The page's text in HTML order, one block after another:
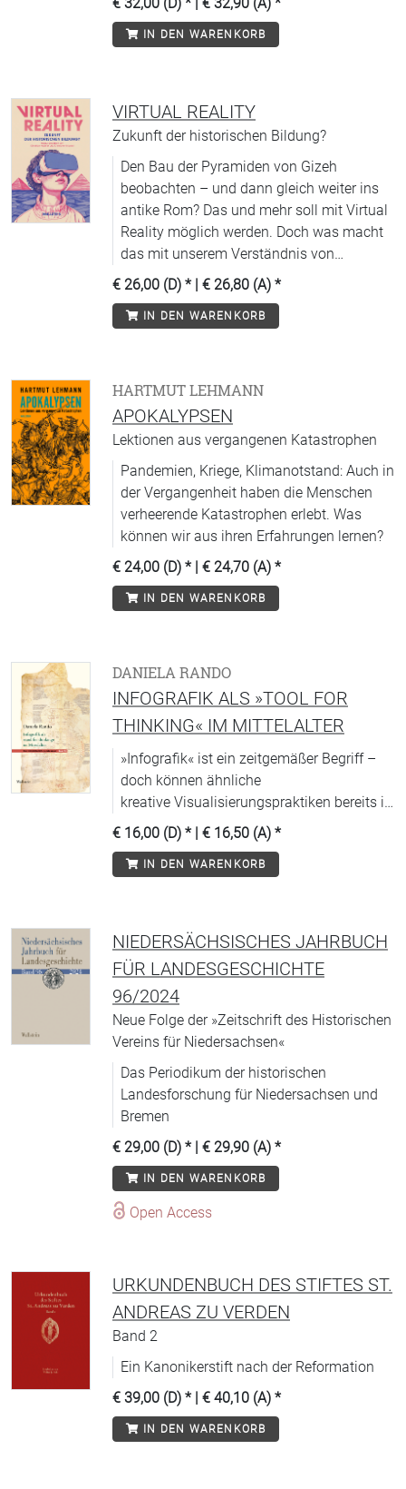
IN DEN WARENKORB
VIRTUAL REALITY
Zukunft der historischen Bildung?
Den Bau der Pyramiden von Gizeh
beobachten – und dann gleich weiter ins
antike Rom? Das und mehr soll mit Virtual
Reality möglich werden. Doch was macht
das mit unserem Verständnis von
Geschichte?
€ 26,00 (D) * | € 26,80 (A) *
IN DEN WARENKORB
HARTMUT LEHMANN
APOKALYPSEN
Lektionen aus vergangenen Katastrophen
Pandemien, Kriege, Klimanotstand: Auch in
der Vergangenheit haben die Menschen
verheerende Katastrophen erlebt. Was
können wir aus ihren Erfahrungen lernen?
€ 24,00 (D) * | € 24,70 (A) *
IN DEN WARENKORB
DANIELA RANDO
INFOGRAFIK ALS »TOOL FOR
THINKING« IM MITTELALTER
»Infografik« ist ein zeitgemäßer Begriff –
doch können ähnliche
kreative Visualisierungspraktiken bereits in
der Lehre und Wissenschaft
des Mittelalters aufgezeigt werden.
€ 16,00 (D) * | € 16,50 (A) *
IN DEN WARENKORB
NIEDERSÄCHSISCHES JAHRBUCH
FÜR LANDESGESCHICHTE
96/2024
Neue Folge der »Zeitschrift des Historischen
Vereins für Niedersachsen«
Das Periodikum der historischen
Landesforschung für Niedersachsen und
Bremen
€ 29,00 (D) * | € 29,90 (A) *
IN DEN WARENKORB
Open Access
URKUNDENBUCH DES STIFTES ST.
ANDREAS ZU VERDEN
Band 2
Ein Kanonikerstift nach der Reformation
€ 39,00 (D) * | € 40,10 (A) *
IN DEN WARENKORB